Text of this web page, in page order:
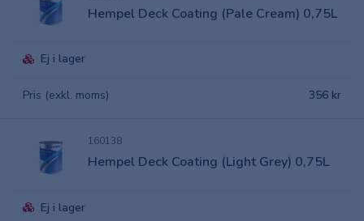
Hempel Deck Coating (Pale Cream) 0,75L
Ej i lager
Pris (exkl. moms) 356 kr
160138
Hempel Deck Coating (Light Grey) 0,75L
Ej i lager